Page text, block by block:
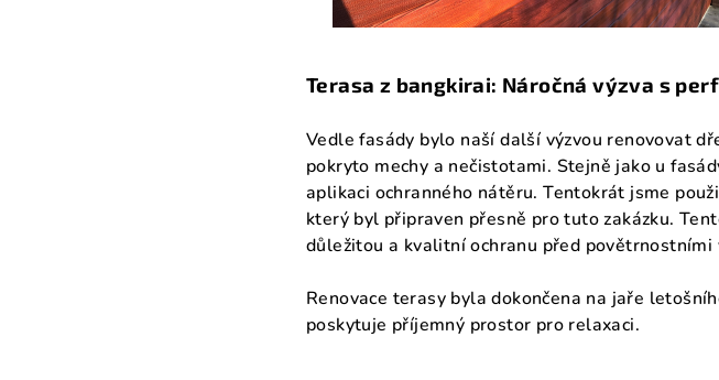
Terasa z bangkirai: Náročná výzva s
Vedle fasády bylo naší další výzvou renovovat
pokryto mechy a nečistotami. Stejně jako u
aplikaci ochranného nátěru. Tentokrát jsme
který byl připraven přesně pro tuto zakázku.
důležitou a kvalitní ochranu před povětrnostními
Renovace terasy byla dokončena na jaře
poskytuje příjemný prostor pro relaxaci.